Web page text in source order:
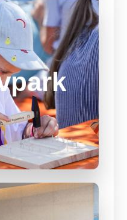
und kreiere
Der
von 14-
Komm einfach
mit.